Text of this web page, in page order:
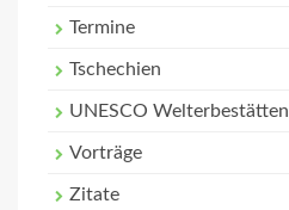
Termine
Tschechien
UNESCO Welterbestätten
Vorträge
Zitate